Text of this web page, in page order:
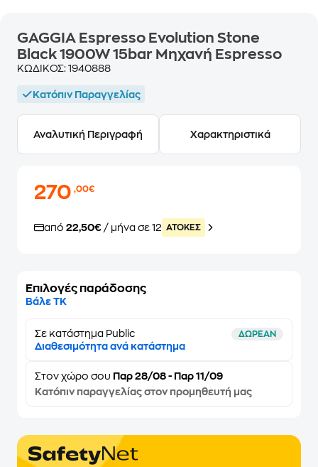
GAGGIA Espresso Evolution Stone
Black 1900W 15bar Μηχανή Espresso
ΚΩΔΙΚΟΣ: 1940888
Κατόπιν Παραγγελίας
Αναλυτική Περιγραφή Χαρακτηριστικά
270,00€
από 22,50€ / μήνα σε 12 ATOKEΣ
Επιλογές παράδοσης
Βάλε ΤΚ
Σε κατάστημα Public ΔΩΡΕΑΝ
Διαθεσιμότητα ανά κατάστημα
Στον χώρο σου Παρ 28/08 - Παρ 11/09
Κατόπιν παραγγελίας στον προμηθευτή μας